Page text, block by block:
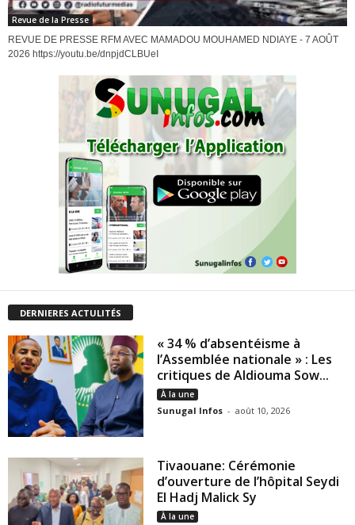
Revue de la Presse
REVUE DE PRESSE RFM AVEC MAMADOU MOUHAMED NDIAYE - 7 AOÛT
2026 https://youtu.be/dnpjdCLBUeI
DERNIERES ACTULITÉS
« 34 % d’absentéisme à
l’Assemblée nationale » : Les
critiques de Aldiouma Sow...
À la une
Sunugal Infos - août 10, 2026
Tivaouane: Cérémonie
d’ouverture de l’hôpital Seydi
El Hadj Malick Sy
À la une